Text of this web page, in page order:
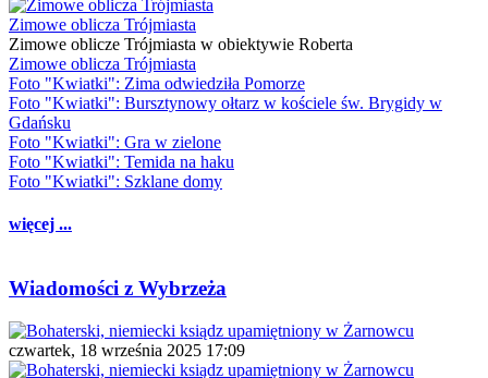
Zimowe oblicza Trójmiasta
Zimowe oblicze Trójmiasta w obiektywie Roberta
Zimowe oblicza Trójmiasta
Foto "Kwiatki": Zima odwiedziła Pomorze
Foto "Kwiatki": Bursztynowy ołtarz w kościele św. Brygidy w
Gdańsku
Foto "Kwiatki": Gra w zielone
Foto "Kwiatki": Temida na haku
Foto "Kwiatki": Szklane domy
więcej ...
Wiadomości z Wybrzeża
czwartek, 18 września 2025 17:09